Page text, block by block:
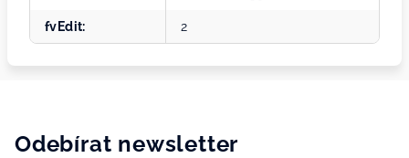
fvEdit: 2
Odebírat newsletter